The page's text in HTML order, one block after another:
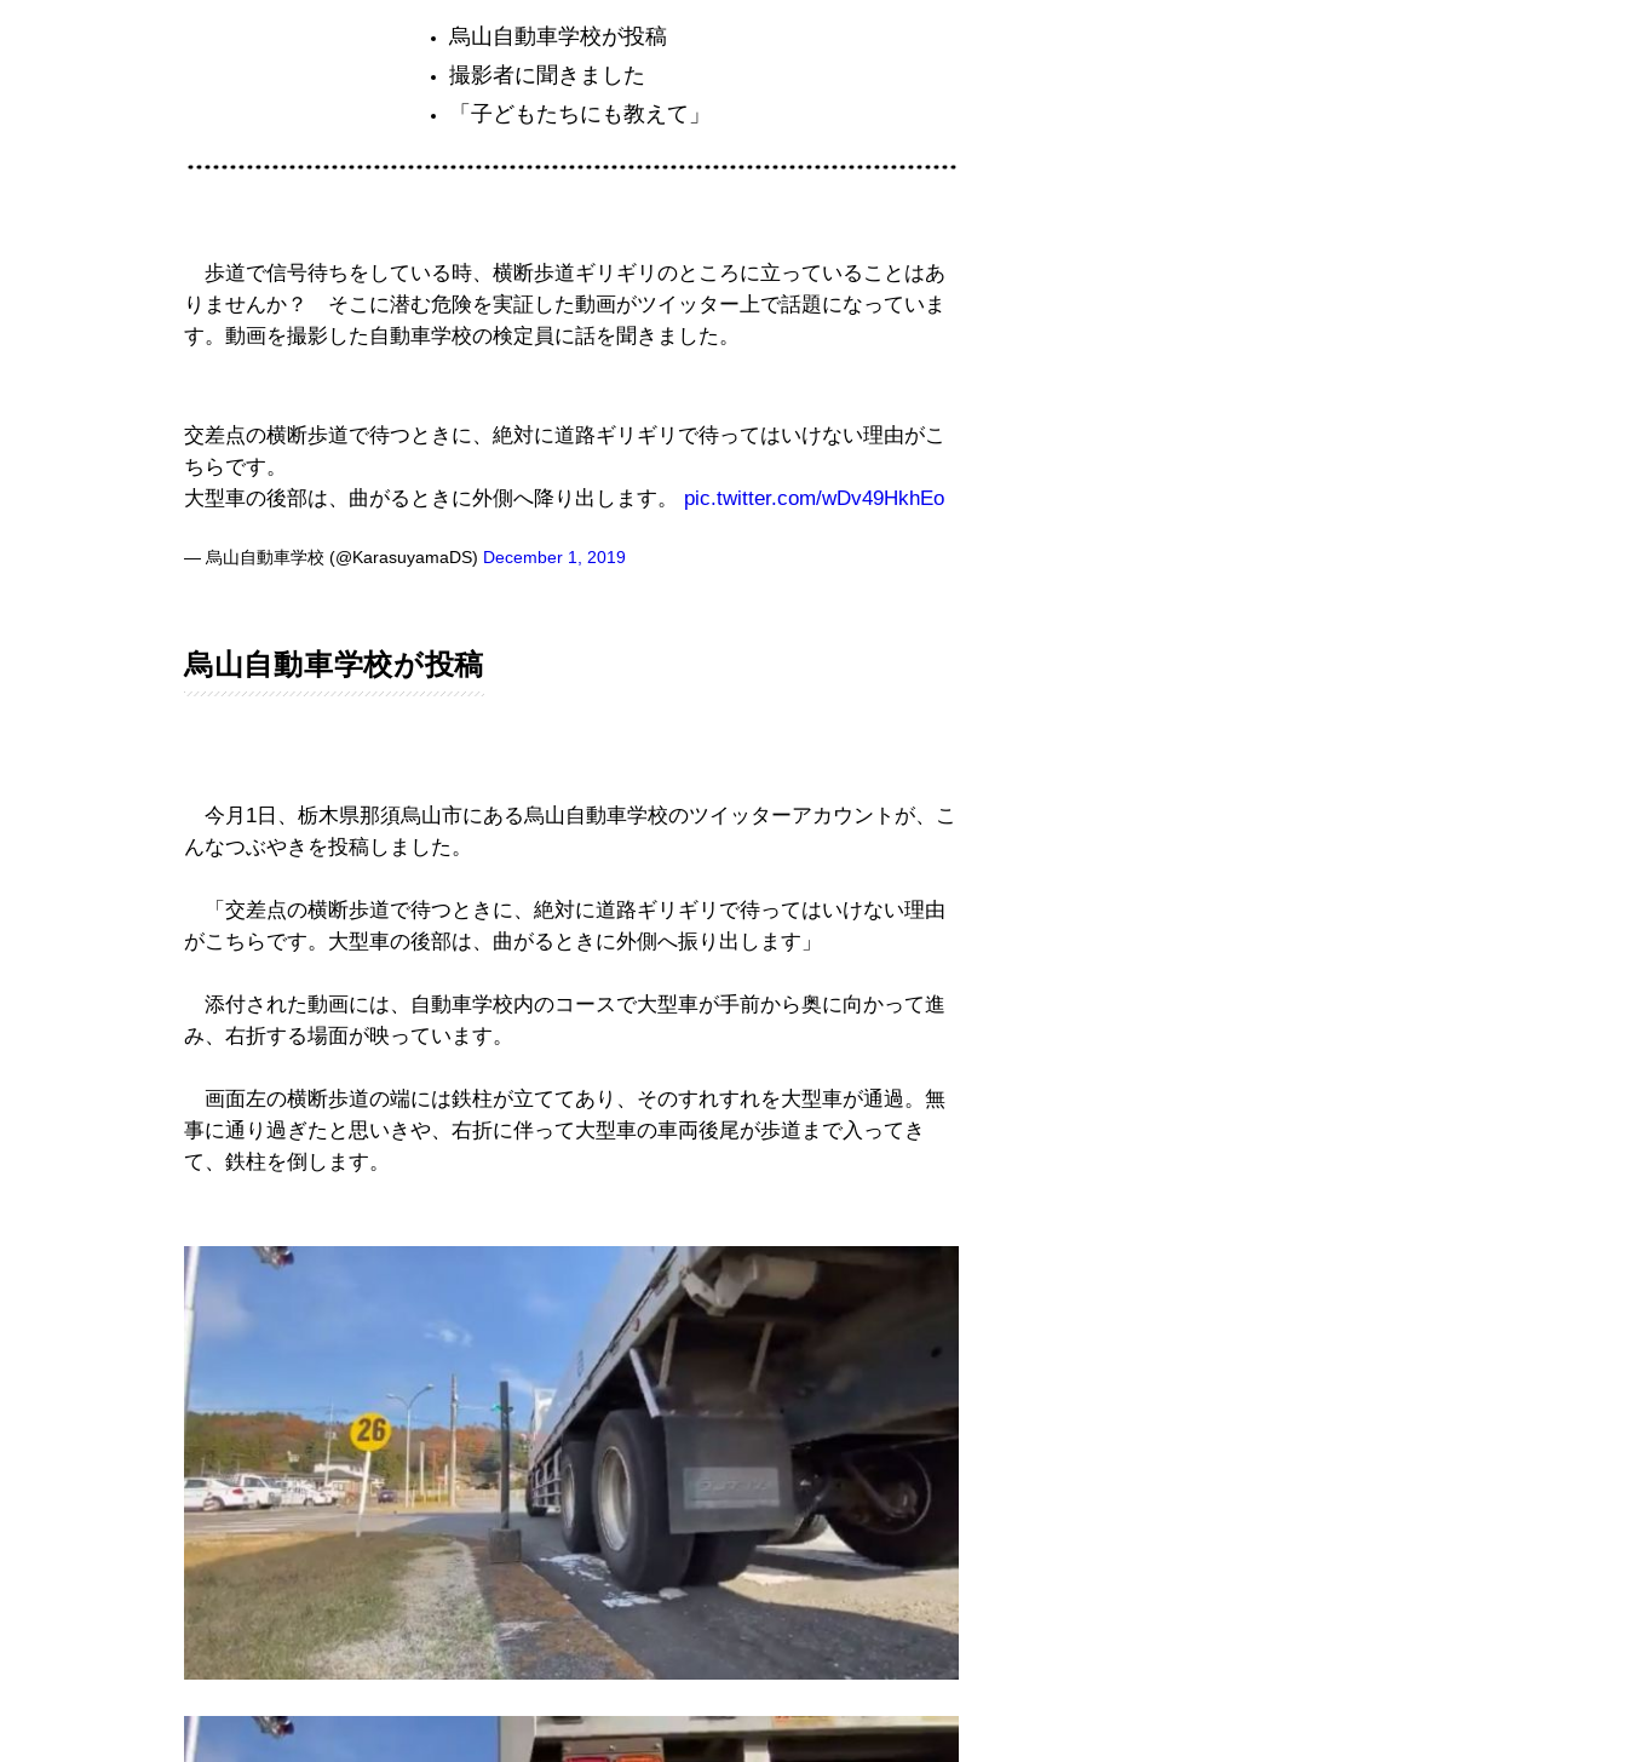
烏山自動車学校が投稿
撮影者に聞きました
「子どもたちにも教えて」
歩道で信号待ちをしている時、横断歩道ギリギリのところに立っていることはあ
りませんか？ そこに潜む危険を実証した動画がツイッター上で話題になっていま
す。動画を撮影した自動車学校の検定員に話を聞きました。
交差点の横断歩道で待つときに、絶対に道路ギリギリで待ってはいけない理由がこ
ちらです。
大型車の後部は、曲がるときに外側へ降り出します。 pic.twitter.com/wDv49HkhEo
— 烏山自動車学校 (@KarasuyamaDS) December 1, 2019
烏山自動車学校が投稿
今月1日、栃木県那須烏山市にある烏山自動車学校のツイッターアカウントが、こ
んなつぶやきを投稿しました。
「交差点の横断歩道で待つときに、絶対に道路ギリギリで待ってはいけない理由
がこちらです。大型車の後部は、曲がるときに外側へ振り出します」
添付された動画には、自動車学校内のコースで大型車が手前から奥に向かって進
み、右折する場面が映っています。
画面左の横断歩道の端には鉄柱が立ててあり、そのすれすれを大型車が通過。無
事に通り過ぎたと思いきや、右折に伴って大型車の車両後尾が歩道まで入ってき
て、鉄柱を倒します。